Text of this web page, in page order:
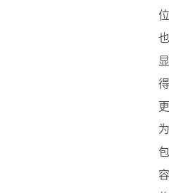
位
也
显
得
更
为
包
容